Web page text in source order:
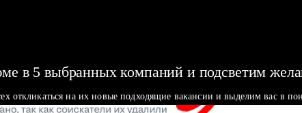
в 5 выбранных компаний и подсветим
откликаться на их новые подходящие вакансии и выделим вас в